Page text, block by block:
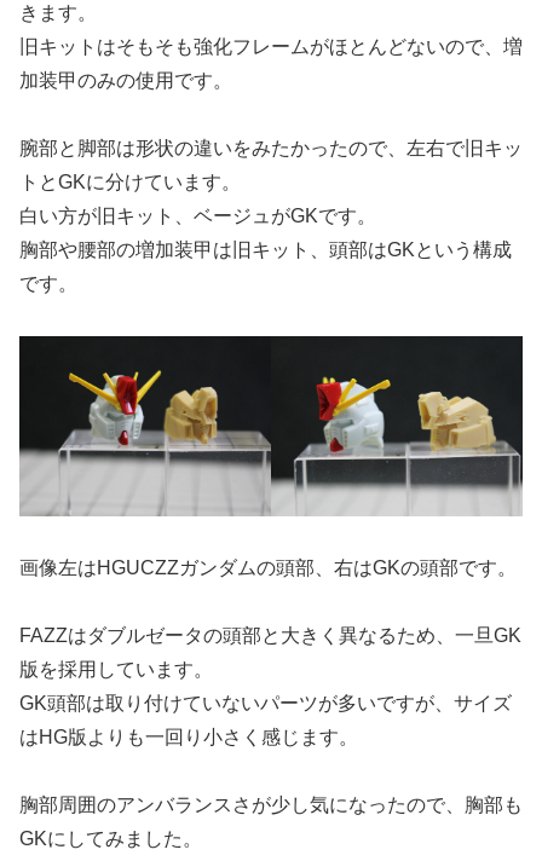
きます。
旧キットはそもそも強化フレームがほとんどないので、増
加装甲のみの使用です。
腕部と脚部は形状の違いをみたかったので、左右で旧キッ
トとGKに分けています。
白い方が旧キット、ベージュがGKです。
胸部や腰部の増加装甲は旧キット、頭部はGKという構成
です。
画像左はHGUCZZガンダムの頭部、右はGKの頭部です。
FAZZはダブルゼータの頭部と大きく異なるため、一旦GK
版を採用しています。
GK頭部は取り付けていないパーツが多いですが、サイズ
はHG版よりも一回り小さく感じます。
胸部周囲のアンバランスさが少し気になったので、胸部も
GKにしてみました。